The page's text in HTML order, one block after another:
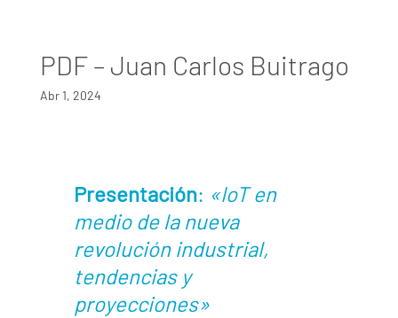
PDF – Juan Carlos Buitrago
Abr 1, 2024
Presentación: «IoT en
medio de la nueva
revolución industrial,
tendencias y
proyecciones»